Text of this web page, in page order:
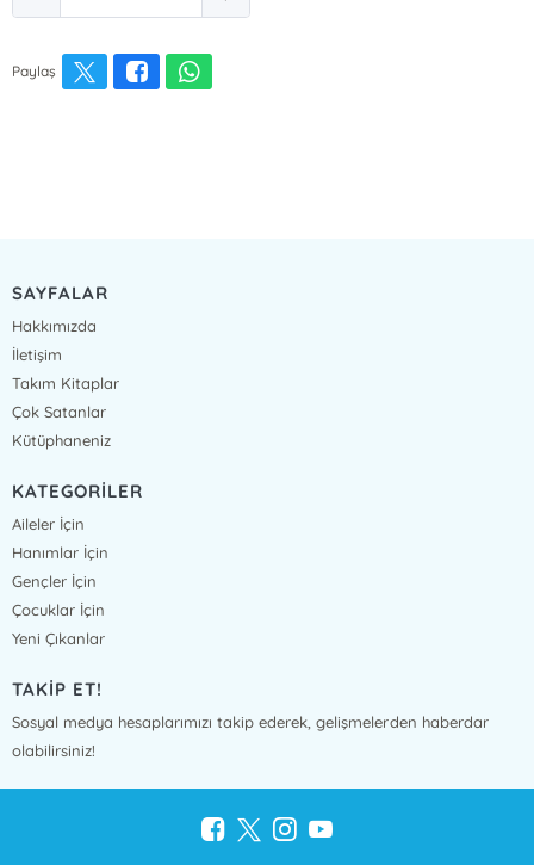
Paylaş
SAYFALAR
Hakkımızda
İletişim
Takım Kitaplar
Çok Satanlar
Kütüphaneniz
KATEGORİLER
Aileler İçin
Hanımlar İçin
Gençler İçin
Çocuklar İçin
Yeni Çıkanlar
TAKİP ET!
Sosyal medya hesaplarımızı takip ederek, gelişmelerden haberdar
olabilirsiniz!